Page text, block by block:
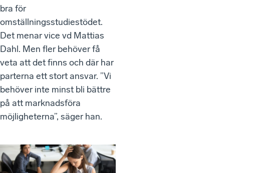
bra för
omställningsstudiestödet.
Det menar vice vd Mattias
Dahl. Men fler behöver få
veta att det finns och där har
parterna ett stort ansvar. ”Vi
behöver inte minst bli bättre
på att marknadsföra
möjligheterna”, säger han.